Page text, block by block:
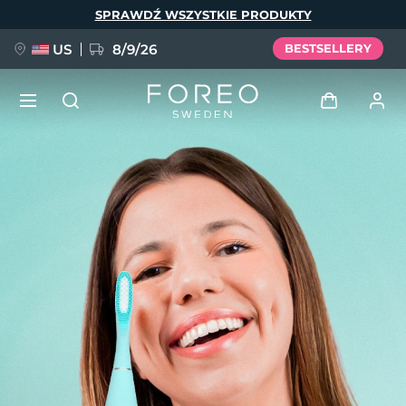
SPRAWDŹ WSZYSTKIE PRODUKTY
US 8/9/26 BESTSELLERY
Profil użytkownika
Moje urządzenia
Moje zamówienia
Moje adresy
Moje subskrypcje
FAQ™ Pure Beauty-Tech Elixir
BREAKING NEWS
issa™ Teeth Whitening Set
Deutsch
Español
Français
Italiano
Português
Svenska
Русский
简体中文 繁體中文